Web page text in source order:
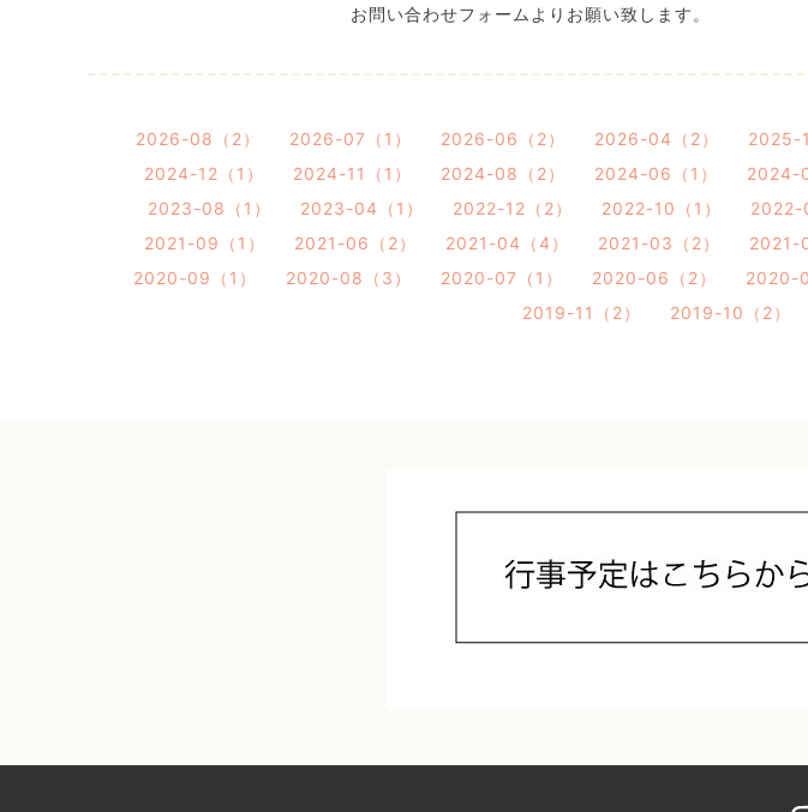
お問い合わせフォームよりお願い致します。
2026-08（2） 2026-07（1） 2026-06（2） 2026-04（2） 2025-
2024-12（1）
2024-11（1） 2024-08（2） 2024-06（1） 2024-
2023-08（1）
2023-04（1） 2022-12（2） 2022-10（1） 2022-
2021-09（1）
2021-06（2） 2021-04（4） 2021-03（2） 2021-
2020-09（1）
2020-08（3） 2020-07（1） 2020-06（2） 2020-
2019-11（2）
2019-10（2）